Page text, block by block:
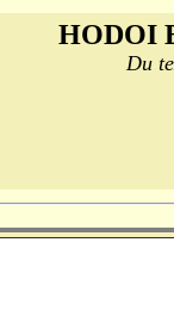
HODOI
Du